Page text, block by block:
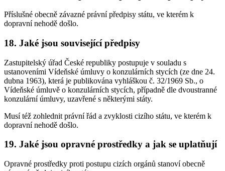
Příslušné obecně závazné právní předpisy státu, ve kterém k
dopravní nehodě došlo.
18. Jaké jsou související předpisy
Zastupitelský úřad České republiky postupuje v souladu s
ustanoveními Vídeňské úmluvy o konzulárních stycích (ze dne 24.
dubna 1963), která je publikována vyhláškou č. 32/1969 Sb., o
Vídeňské úmluvě o konzulárních stycích, případně dle dvoustranné
konzulární úmluvy, uzavřené s některými státy.
Musí též zohlednit právní řád a zvyklosti cizího státu, ve kterém k
dopravní nehodě došlo.
19. Jaké jsou opravné prostředky a jak se uplatňují
Opravné prostředky proti postupu cizích orgánů stanoví obecně